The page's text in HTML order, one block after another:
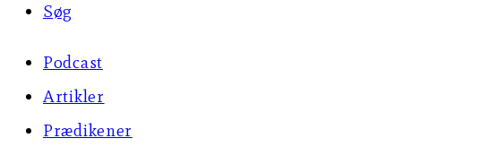
Søg
Podcast
Artikler
Prædikener